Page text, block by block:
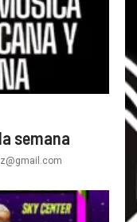
semana